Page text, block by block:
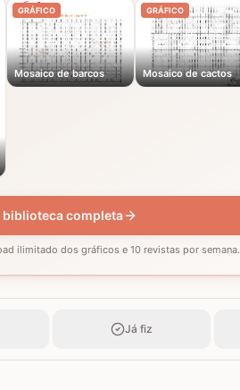
GRÁFICO
Mosaico de barcos
GRÁFICO
Mosaico de cactos
biblioteca completa
ilimitado dos gráficos e 10 revistas por semana.
Já fiz